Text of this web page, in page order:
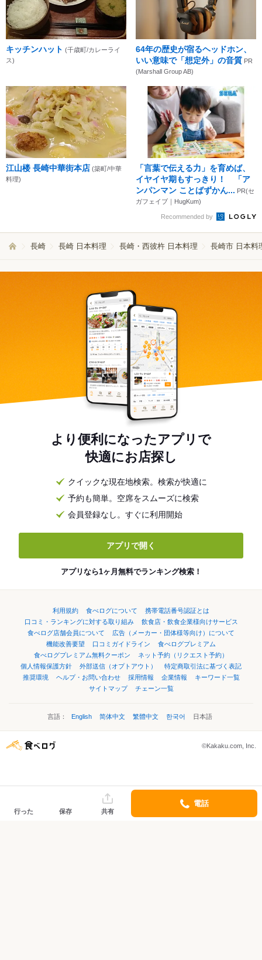
キッチンハット (千歳町/カレーライ
ス)
64年の歴史が宿るヘッドホン、
いい意味で「想定外」の音質 PR
(Marshall Group AB)
江山楼 長崎中華街本店 (築町/中華
料理)
「言葉で伝える力」を育めば、
イヤイヤ期もすっきり！ 「ア
ンパンマン ことばずかん... PR(セ
ガフェイブ｜HugKum)
Recommended by
長崎 長崎 日本料理 長崎・西彼杵 日本料理 長崎市 日本料
より便利になったアプリで
快適にお店探し
クイックな現在地検索。検索が快適に
予約も簡単。空席をスムーズに検索
会員登録なし。すぐに利用開始
アプリで開く
アプリなら1ヶ月無料でランキング検索！
利用規約 食べログについて
携帯電話番号認証とは
口コミ・ランキングに対する取り組み
飲食店・飲食企業様向けサービス
食べログ店舗会員について
広告（メーカー・団体様等向け）について
機能改善要望
口コミガイドライン
食べログプレミアム
食べログプレミアム無料クーポン
ネット予約（リクエスト予約）
個人情報保護方針
外部送信（オプトアウト）
特定商取引法に基づく表記
推奨環境
ヘルプ・お問い合わせ 採用情報 企業情報
キーワード一覧
サイトマップ
チェーン一覧
言語： English 简体中文 繁體中文 한국어 日本語
©Kakaku.com, Inc.
行った 保存 共有
電話